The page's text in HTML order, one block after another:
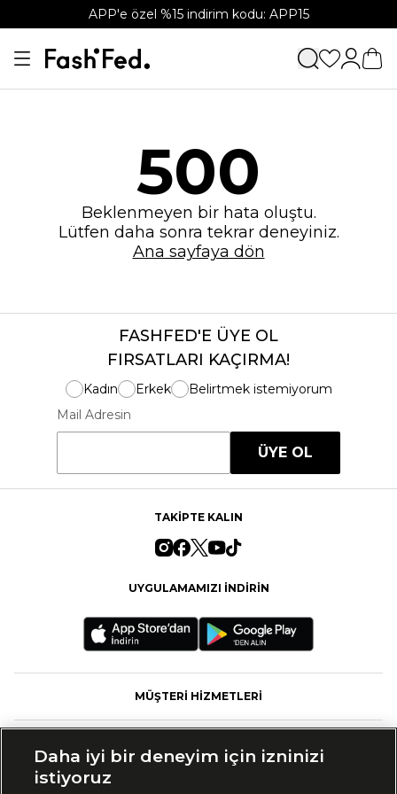
APP'e özel %15 indirim kodu: APP15
500
Beklenmeyen bir hata oluştu.
Lütfen daha sonra tekrar deneyiniz.
Ana sayfaya dön
FASHFED'E ÜYE OL
FIRSATLARI KAÇIRMA!
Kadın Erkek
Belirtmek istemiyorum
Mail Adresin
ÜYE OL
TAKİPTE KALIN
UYGULAMAMIZI İNDİRİN
MÜŞTERİ HİZMETLERİ
Daha iyi bir deneyim için izninizi
istiyoruz